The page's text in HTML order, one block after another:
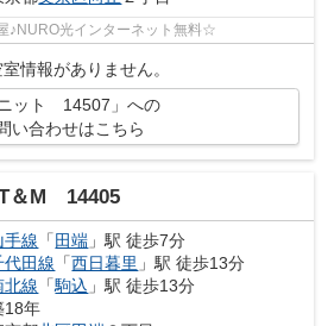
♪NURO光インターネット無料☆
情報がありません。
ニット 14507」への
い合わせはこちら
＆M 14405
手線 「 田端 」駅 徒歩7分
代田線 「西日暮里 」駅 徒歩13分
北線 「駒込 」駅 徒歩13分
18年